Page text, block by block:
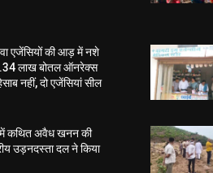
एजेंसियों की आड़ में नशे
लाख बोतल ऑनरेक्स
नहीं, दो एजेंसियां सील
में कथित अवैध खनन की
उड़नदस्ता दल ने किया